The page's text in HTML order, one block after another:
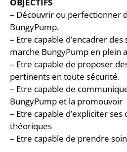
OBJECTIFS
– Découvrir ou perfectionner
BungyPump.
– Etre capable d’encadrer des
marche BungyPump en plein
– Etre capable de proposer
pertinents en toute sécurité.
– Etre capable de
BungyPump et la promouvoir
– Etre capable d’expliciter
théoriques
– Etre capable de prendre